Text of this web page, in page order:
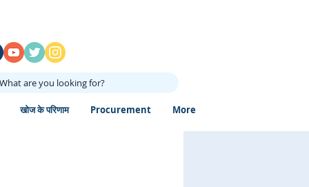
What are you looking for?
खोज के परिणाम Procurement More